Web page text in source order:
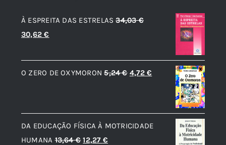
À ESPREITA DAS ESTRELAS 34,03€
O
original
era:
30,62€
atual
é:
O ZERO DE OXYMORON 5,24€ O
era:
5,24 €.
4,72€
é:
4,72 €.
DA EDUCAÇÃO FÍSICA À MOTRICIDADE
HUMANA 13,64€ O
12,27 €